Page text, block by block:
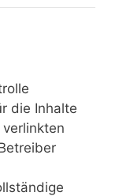
die Inhalte